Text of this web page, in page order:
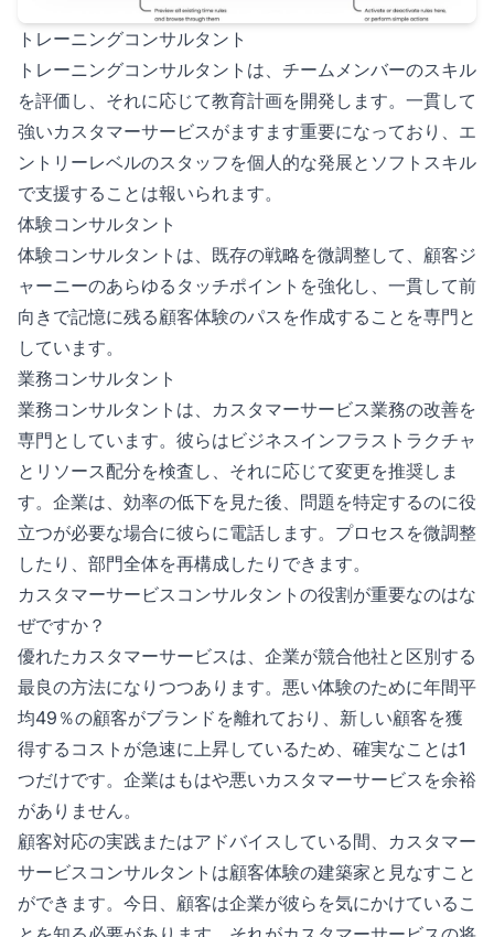
トレーニングコンサルタント
トレーニングコンサルタントは、チームメンバーのスキル
を評価し、それに応じて教育計画を開発します。一貫して
強いカスタマーサービスがますます重要になっており、エ
ントリーレベルのスタッフを個人的な発展とソフトスキル
で支援することは報いられます。
体験コンサルタント
体験コンサルタントは、既存の戦略を微調整して、顧客ジ
ャーニーのあらゆるタッチポイントを強化し、一貫して前
向きで記憶に残る顧客体験のパスを作成することを専門と
しています。
業務コンサルタント
業務コンサルタントは、カスタマーサービス業務の改善を
専門としています。彼らはビジネスインフラストラクチャ
とリソース配分を検査し、それに応じて変更を推奨しま
す。企業は、効率の低下を見た後、問題を特定するのに役
立つが必要な場合に彼らに電話します。プロセスを微調整
したり、部門全体を再構成したりできます。
カスタマーサービスコンサルタントの役割が重要なのはな
ぜですか？
優れたカスタマーサービスは、企業が競合他社と区別する
最良の方法になりつつあります。悪い体験のために年間平
均49％の顧客がブランドを離れており、新しい顧客を獲
得するコストが急速に上昇しているため、確実なことは1
つだけです。企業はもはや悪いカスタマーサービスを余裕
がありません。
顧客対応の実践またはアドバイスしている間、カスタマー
サービスコンサルタントは顧客体験の建築家と見なすこと
ができます。今日、顧客は企業が彼らを気にかけているこ